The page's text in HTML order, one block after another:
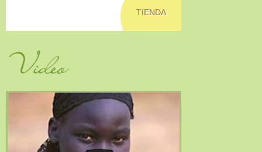
TIENDA
Video